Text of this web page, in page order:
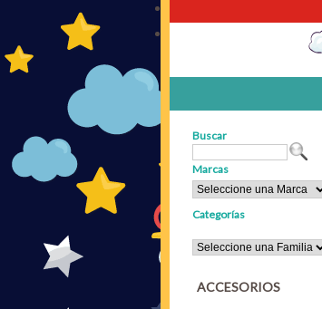
Buscar
Marcas
Categorías
ACCESORIOS